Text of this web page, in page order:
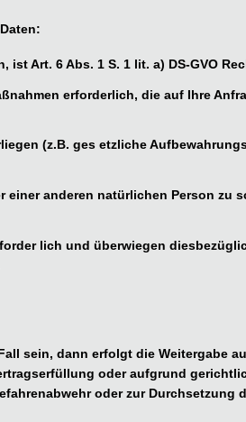
Art. 6 Abs. 1 S. 1 lit. a) DS-GVO
erforderlich, die auf Ihre
(z.B. ges etzliche
anderen natürlichen Person zu
lich und überwiegen
sein, dann erfolgt die Weitergabe
oder aufgrund
oder zur Durchsetzung